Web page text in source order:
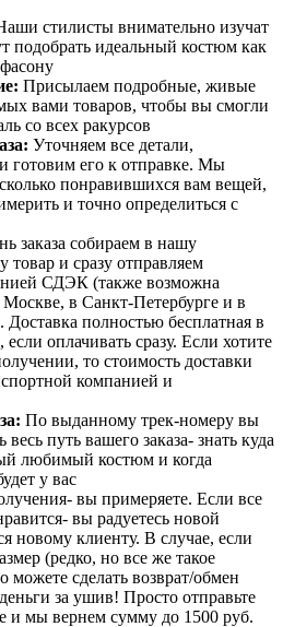
стилисты внимательно изучат
подобрать идеальный костюм как
Присылаем подробные, живые
вами товаров, чтобы вы смогли
со всех ракурсов
Уточняем все детали,
готовим его к отправке. Мы
понравившихся вам вещей,
и точно определиться с
заказа собираем в нашу
и сразу отправляем
СДЭК (также возможна
Москве, в Санкт-Петербурге и в
полностью бесплатная в
оплачивать сразу. Если хотите
то стоимость доставки
компанией и
По выданному трек-номеру вы
путь вашего заказа- знать куда
любимый костюм и когда
у вас
вы примеряете. Если все
вы радуетесь новой
новому клиенту. В случае, если
(редко, но все же такое
можете сделать возврат/обмен
за ушив! Просто отправьте
и мы вернем сумму до 1500 руб.